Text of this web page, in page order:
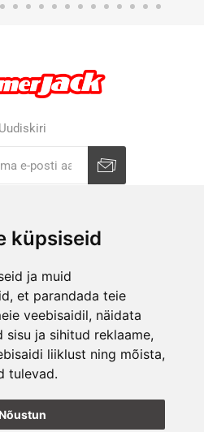
küpsiseid
ja muid
et parandada teie
veebisaidil, näidata
ja sihitud reklaame,
liiklust ning mõista,
tulevad.
Nõustun
Uudiskiri
E-POOD